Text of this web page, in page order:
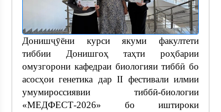
Донишҷӯёни курси якуми факултети
тиббии Донишгоҳ таҳти роҳбарии
омузгорони кафедраи биологияи тиббӣ бо
асосҳои генетика дар II фестивали илмии
умумироссиявии тиббӣ-биологии
«МЕДФЕСТ-2026» бо иштироки